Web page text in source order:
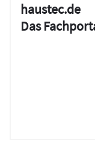
haustec.de
Das